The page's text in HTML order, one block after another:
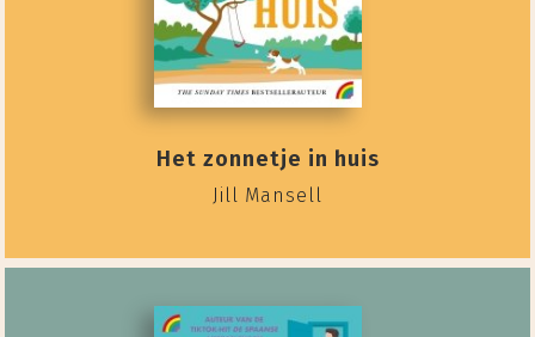
Het zonnetje in huis
Jill Mansell